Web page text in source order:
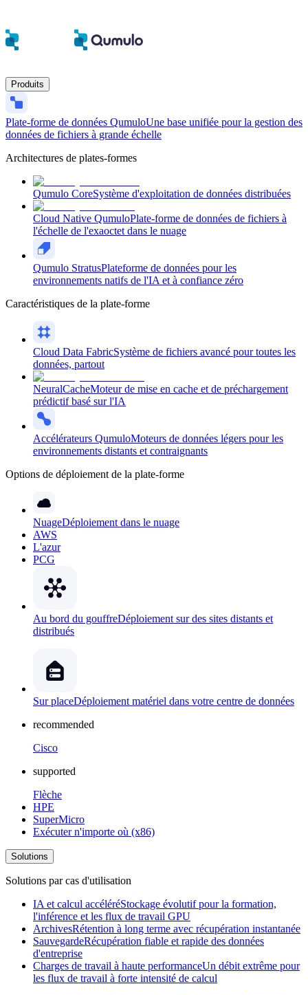
Produits
Plate-forme de données QumuloUne base unifiée pour la gestion des
données de fichiers à grande échelle
Architectures de plates-formes
Qumulo CoreSystème d'exploitation de données distribuées
Cloud Native QumuloPlate-forme de données de fichiers à
l'échelle de l'exaoctet dans le nuage
Qumulo StratusPlateforme de données pour les
environnements natifs de l'IA et à confiance zéro
Caractéristiques de la plate-forme
Cloud Data FabricSystème de fichiers avancé pour toutes les
données, partout
NeuralCacheMoteur de mise en cache et de préchargement
prédictif basé sur l'IA
Accélérateurs QumuloMoteurs de données légers pour les
environnements distants et contraignants
Options de déploiement de la plate-forme
NuageDéploiement dans le nuage
AWS
L'azur
PCG
Au bord du gouffreDéploiement sur des sites distants et
distribués
Sur placeDéploiement matériel dans votre centre de données
recommended
Cisco
supported
Flèche
HPE
SuperMicro
Exécuter n'importe où (x86)
Solutions
Solutions par cas d'utilisation
IA et calcul accéléréStockage évolutif pour la formation,
l'inférence et les flux de travail GPU
ArchivesRétention à long terme avec récupération instantanée
SauvegardeRécupération fiable et rapide des données
d'entreprise
Charges de travail à haute performanceUn débit extrême pour
les flux de travail à forte intensité de calcul